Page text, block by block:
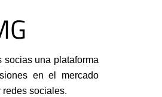
una plataforma
en el mercado
sociales.